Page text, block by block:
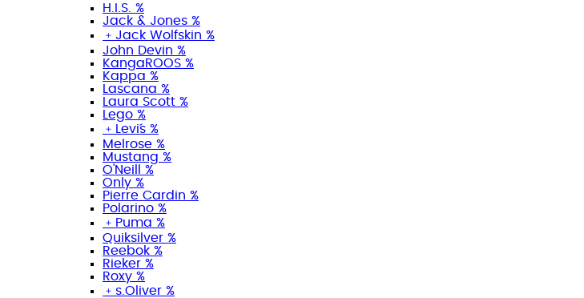
H.I.S. %
Jack & Jones %
﹢ Jack Wolfskin %
John Devin %
KangaROOS %
Kappa %
Lascana %
Laura Scott %
Lego %
﹢
Levi´s %
Melrose %
Mustang %
O'Neill %
Only %
Pierre Cardin %
Polarino %
﹢ Puma %
Quiksilver %
Reebok %
Rieker %
Roxy %
﹢ s.Oliver %